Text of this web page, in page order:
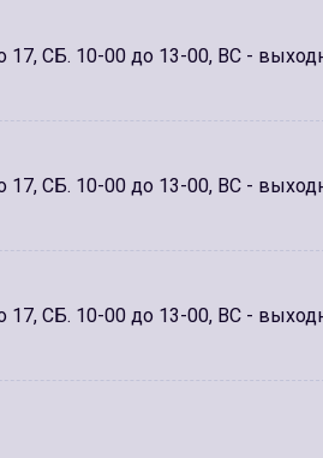
17, СБ. 10-00 до 13-00, ВС -
17, СБ. 10-00 до 13-00, ВС -
17, СБ. 10-00 до 13-00, ВС -